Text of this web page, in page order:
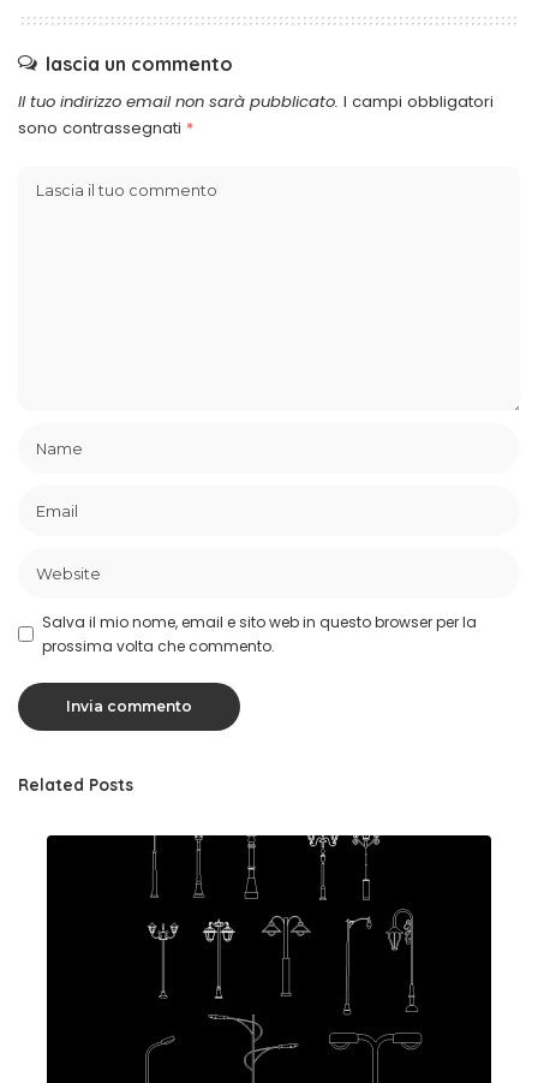
lascia un commento
Il tuo indirizzo email non sarà pubblicato. I campi obbligatori
sono contrassegnati *
Salva il mio nome, email e sito web in questo browser per la
prossima volta che commento.
Related Posts